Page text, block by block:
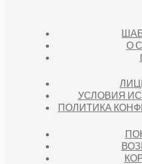
О
УСЛОВИЯ
ПОЛИТИКА